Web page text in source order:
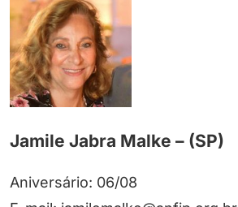
Jamile Jabra Malke – (SP)
Aniversário: 06/08